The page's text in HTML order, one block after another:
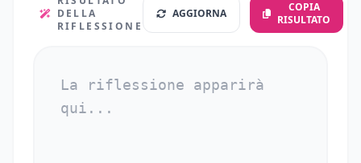
DELLA
RIFLESSIONE
AGGIORNA
COPIA
RISULTATO